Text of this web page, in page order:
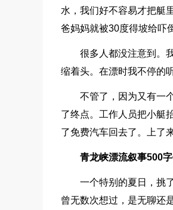
水，我们好不容易才把艇
爸妈妈就被30度得坡给吓
很多人都没注意到。
缩着头。在漂时我不停
不管了，因为又有一
了终点。工作人员把小艇
了免费汽车回去了。上了
青龙峡漂流叙事500
一个特别的夏日，挑
曾无数次想过，是无聊还